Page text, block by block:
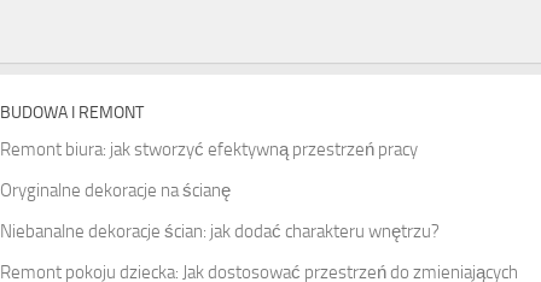
BUDOWA I REMONT
Remont biura: jak stworzyć efektywną przestrzeń pracy
Oryginalne dekoracje na ścianę
Niebanalne dekoracje ścian: jak dodać charakteru wnętrzu?
Remont pokoju dziecka: Jak dostosować przestrzeń do zmieniających